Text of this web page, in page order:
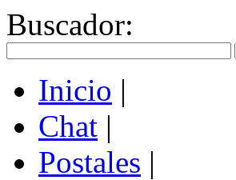
Buscador:
Inicio |
Chat |
Postales |